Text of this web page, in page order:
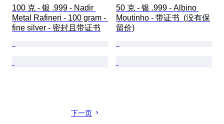
100 克 - 银 .999 - Nadir
Metal Rafineri - 100 gram -
fine silver - 密封且带证书
50 克 - 银 .999 - Albino
Moutinho - 带证书  (没有保
留价)
下一页